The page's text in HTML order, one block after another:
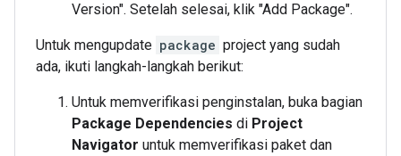
Version". Setelah selesai, klik "Add Package".
Untuk mengupdate package project yang sudah
ada, ikuti langkah-langkah berikut:
Untuk memverifikasi penginstalan, buka bagian
Package Dependencies di Project
Navigator untuk memverifikasi paket dan